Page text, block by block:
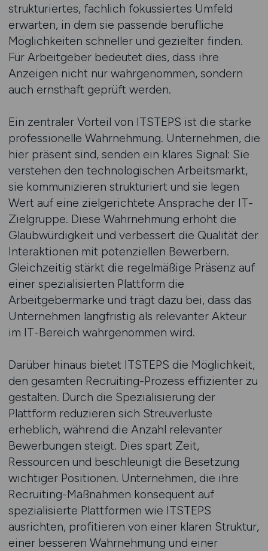
strukturiertes, fachlich fokussiertes Umfeld
erwarten, in dem sie passende berufliche
Möglichkeiten schneller und gezielter finden.
Für Arbeitgeber bedeutet dies, dass ihre
Anzeigen nicht nur wahrgenommen, sondern
auch ernsthaft geprüft werden.
Ein zentraler Vorteil von ITSTEPS ist die starke
professionelle Wahrnehmung. Unternehmen, die
hier präsent sind, senden ein klares Signal: Sie
verstehen den technologischen Arbeitsmarkt,
sie kommunizieren strukturiert und sie legen
Wert auf eine zielgerichtete Ansprache der IT-
Zielgruppe. Diese Wahrnehmung erhöht die
Glaubwürdigkeit und verbessert die Qualität der
Interaktionen mit potenziellen Bewerbern.
Gleichzeitig stärkt die regelmäßige Präsenz auf
einer spezialisierten Plattform die
Arbeitgebermarke und trägt dazu bei, dass das
Unternehmen langfristig als relevanter Akteur
im IT-Bereich wahrgenommen wird.
Darüber hinaus bietet ITSTEPS die Möglichkeit,
den gesamten Recruiting-Prozess effizienter zu
gestalten. Durch die Spezialisierung der
Plattform reduzieren sich Streuverluste
erheblich, während die Anzahl relevanter
Bewerbungen steigt. Dies spart Zeit,
Ressourcen und beschleunigt die Besetzung
wichtiger Positionen. Unternehmen, die ihre
Recruiting-Maßnahmen konsequent auf
spezialisierte Plattformen wie ITSTEPS
ausrichten, profitieren von einer klaren Struktur,
einer besseren Wahrnehmung und einer